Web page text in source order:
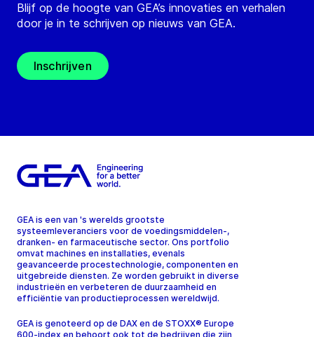
Blijf op de hoogte van GEA’s innovaties en verhalen
door je in te schrijven op nieuws van GEA.
Inschrijven
GEA is een van 's werelds grootste
systeemleveranciers voor de voedingsmiddelen-,
dranken- en farmaceutische sector. Ons portfolio
omvat machines en installaties, evenals
geavanceerde procestechnologie, componenten en
uitgebreide diensten. Ze worden gebruikt in diverse
industrieën en verbeteren de duurzaamheid en
efficiëntie van productieprocessen wereldwijd.
GEA is genoteerd op de DAX en de STOXX® Europe
600-index en behoort ook tot de bedrijven die zijn